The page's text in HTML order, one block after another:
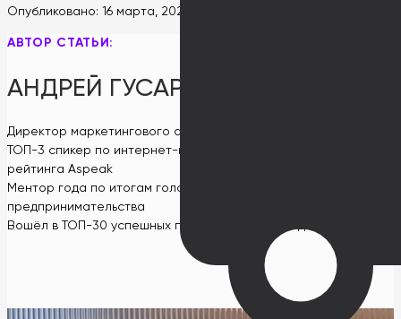
Опубликовано: 16 марта, 2023
АВТОР СТАТЬИ:
АНДРЕЙ ГУСАРОВ
Директор маркетингового агентства GUSAROV
ТОП-3 спикер по интернет-маркетингу в СНГ по версии
рейтинга Aspeak
Ментор года по итогам голосования на всемирной неделе
предпринимательства
Вошёл в ТОП-30 успешных предпринимателей до 30 лет